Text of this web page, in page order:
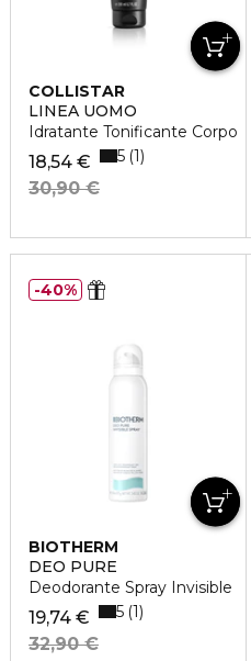
COLLISTAR
LINEA UOMO
Idratante Tonificante Corpo
18,54 €
30,90 €
5 1
BIOTHERM
DEO PURE
Deodorante Spray Invisible
19,74 €
32,90 €
5 1
40%